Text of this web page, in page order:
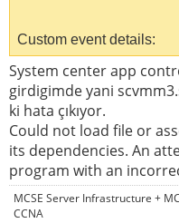
Custom event details:
System center app
girdigimde yani
ki hata çıkıyor.
Could not load file or
its dependencies. An
program with an
MCSE Server Infrastructure +
CCNA